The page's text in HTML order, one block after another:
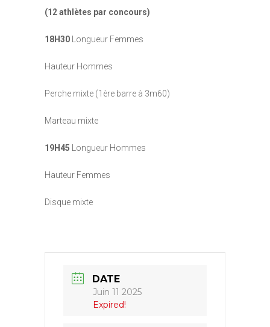
(12 athlètes par concours)
18H30 Longueur Femmes
Hauteur Hommes
Perche mixte (1ère barre à 3m60)
Marteau mixte
19H45 Longueur Hommes
Hauteur Femmes
Disque mixte
DATE
Juin 11 2025
Expired!